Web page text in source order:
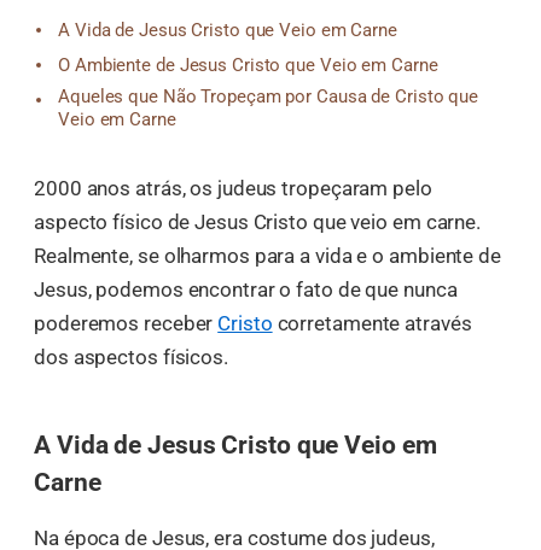
A Vida de Jesus Cristo que Veio em Carne
O Ambiente de Jesus Cristo que Veio em Carne
Aqueles que Não Tropeçam por Causa de Cristo que
Veio em Carne
2000 anos atrás, os judeus tropeçaram pelo
aspecto físico de Jesus Cristo que veio em carne.
Realmente, se olharmos para a vida e o ambiente de
Jesus, podemos encontrar o fato de que nunca
poderemos receber Cristo corretamente através
dos aspectos físicos.
A Vida de Jesus Cristo que Veio em
Carne
Na época de Jesus, era costume dos judeus,